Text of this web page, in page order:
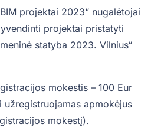
projektai 2023“ nugalėtojai
projektai pristatyti
statyba 2023. Vilnius“
mokestis – 100 Eur
užregistruojamas apmokėjus
mokestį).